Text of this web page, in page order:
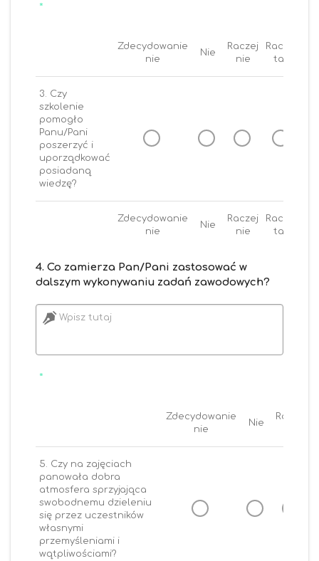
*
Zdecydowanie
nie
Nie
Raczej
nie
Raczej
tak
Zdecydowanie
nie
Nie
Raczej
nie
Raczej
tak
3. Czy
szkolenie
pomogło
Panu/Pani
poszerzyć i
uporządkować
posiadaną
wiedzę?
4. Co zamierza Pan/Pani zastosować w
dalszym wykonywaniu zadań zawodowych?
Wpisz tutaj
*
Zdecydowanie
nie
Nie
Raczej
5. Czy na zajęciach
panowała dobra
atmosfera sprzyjająca
swobodnemu dzieleniu
się przez uczestników
własnymi
przemyśleniami i
wątpliwościami?